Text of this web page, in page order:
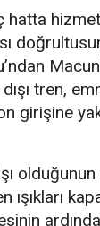
hatta
tren,
girişine